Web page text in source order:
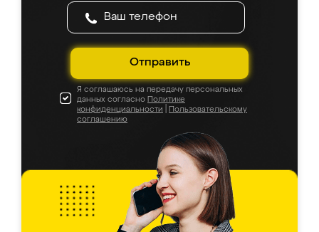
Отправить
Я соглашаюсь на передачу персональных
данных согласно Политике
конфиденциальности
Пользовательскому
соглашению